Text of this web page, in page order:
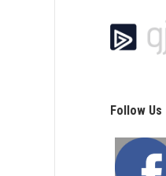
Follow Us